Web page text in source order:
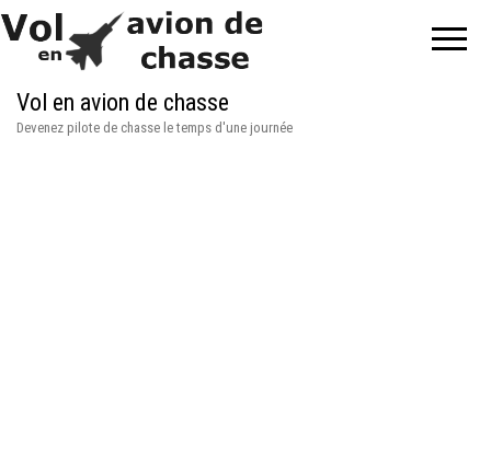
Vol en avion de chasse
Devenez pilote de chasse le temps d'une journée